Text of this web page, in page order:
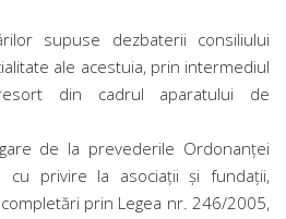
supuse dezbaterii consiliului
ale acestuia, prin intermediul
din cadrul aparatului de
de la prevederile Ordonanţei
cu privire la asociaţii şi fundaţii,
prin Legea nr. 246/2005,